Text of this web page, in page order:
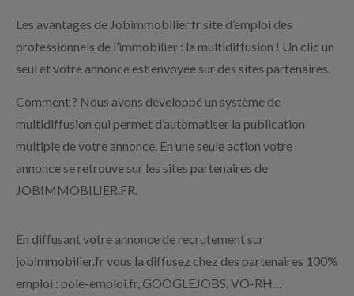
Les avantages de Jobimmobilier.fr site d’emploi des
professionnels de l’immobilier : la multidiffusion ! Un clic un
seul et votre annonce est envoyée sur des sites partenaires.
Comment ? Nous avons développé un système de
multidiffusion qui permet d’automatiser la publication
multiple de votre annonce. En une seule action votre
annonce se retrouve sur les sites partenaires de
JOBIMMOBILIER.FR.
En diffusant votre annonce de recrutement sur
jobimmobilier.fr vous la diffusez chez des partenaires 100%
emploi : pole-emploi.fr, GOOGLEJOBS, VO-RH…